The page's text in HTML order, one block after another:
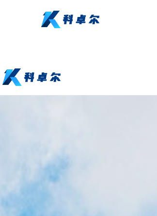
: mkdir(): No space left on device in
: file_put_contents(./cachefile_yuan/